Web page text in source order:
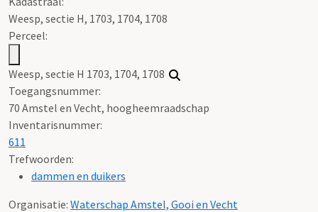
Weesp, sectie H, 1703, 1704, 1708
Perceel:
Weesp, sectie H 1703, 1704, 1708
Toegangsnummer:
70 Amstel en Vecht, hoogheemraadschap
Inventarisnummer:
611
Trefwoorden:
dammen en duikers
Organisatie: Waterschap Amstel, Gooi en Vecht